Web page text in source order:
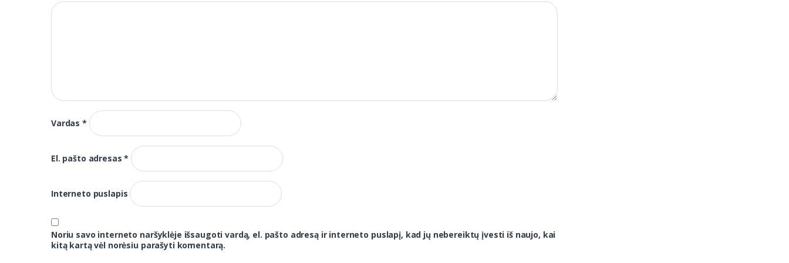
Vardas*
El. pašto adresas*
Interneto puslapis
Noriu savo interneto naršyklėje išsaugoti vardą, el. pašto adresą ir interneto puslapį, kad jų nebereiktų įvesti iš naujo, kai
kitą kartą vėl norėsiu parašyti komentarą.